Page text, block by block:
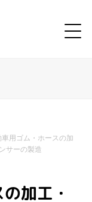
車用ゴム・ホースの加
サーの製造
加工・